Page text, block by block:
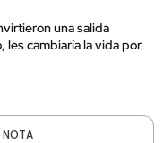
una salida
les cambiaría la vida por
NOTA